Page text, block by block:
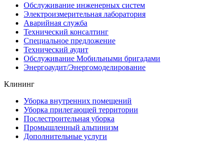
Обслуживание инженерных систем
Электроизмерительная лаборатория
Аварийная служба
Технический консалтинг
Специальное предложение
Технический аудит
Обслуживание Мобильными бригадами
Энергоаудит/Энергомоделирование
Клининг
Уборка внутренних помещений
Уборка прилегающей территории
Послестроительная уборка
Промышленный альпинизм
Дополнительные услуги